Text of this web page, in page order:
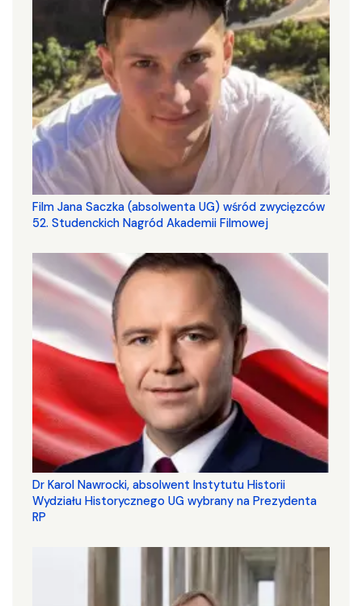
Film Jana Saczka (absolwenta UG) wśród zwycięzców
52. Studenckich Nagród Akademii Filmowej
Dr Karol Nawrocki, absolwent Instytutu Historii
Wydziału Historycznego UG wybrany na Prezydenta
RP